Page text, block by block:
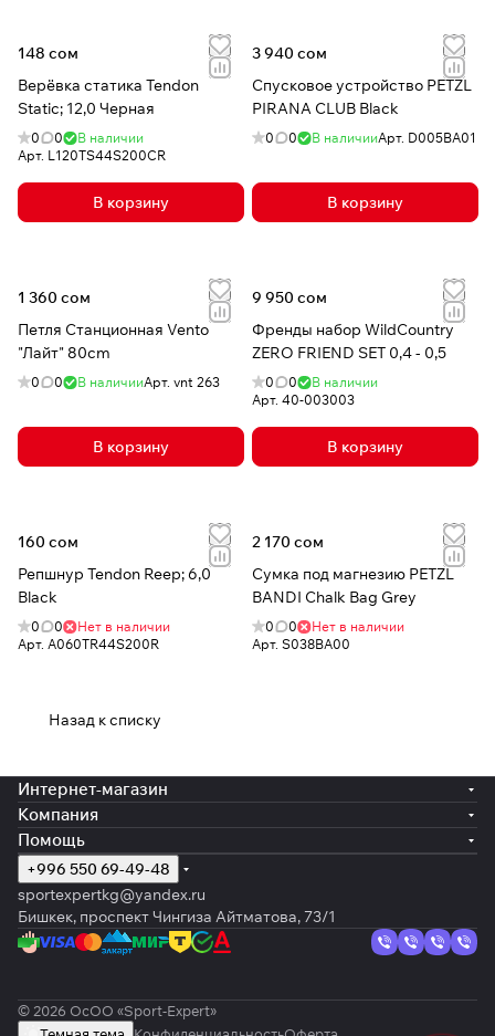
148 сом
Верёвка статика Tendon
Static; 12,0 Черная
0 0
В наличии
Арт. L120TS44S200CR
В корзину
3 940 сом
Спусковое устройство PETZL
PIRANA CLUB Black
0 0 В наличииАрт. D005BA01
В корзину
1 360 сом
Петля Станционная Vento
"Лайт" 80cm
0 0 В наличииАрт. vnt 263
В корзину
9 950 сом
Френды набор WildCountry
ZERO FRIEND SET 0,4 - 0,5
0 0
В наличии
Арт. 40-003003
В корзину
160 сом
Репшнур Tendon Reep; 6,0
Black
0 0
Нет в наличии
Арт. A060TR44S200R
2 170 сом
Сумка под магнезию PETZL
BANDI Chalk Bag Grey
0 0
Нет в наличии
Арт. S038BA00
Назад к списку
Интернет-магазин
Компания
Помощь
+996 550 69-49-48
sportexpertkg@yandex.ru
Бишкек, проспект Чингиза Айтматова, 73/1
© 2026 ОсОО «Sport-Expert»